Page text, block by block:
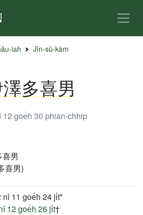
ia̍h Jîn-sū-kàm
多喜男
12 goe̍h 30 phian-chhip
男
喜男)
nî 11 goe̍h 24 ji̍t*
12 goe̍h 26 ji̍t†